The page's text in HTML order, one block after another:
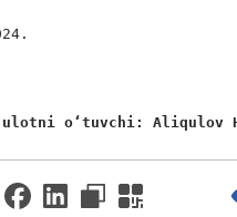
oʻtuvchi: Aliqulov